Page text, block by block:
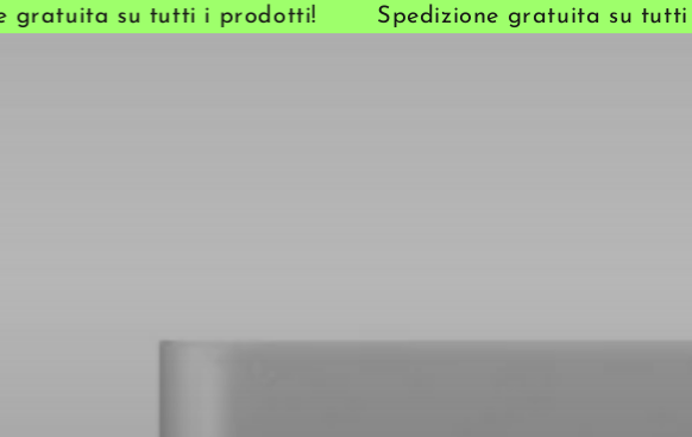
gratuita su tutti i prodotti! Spedizione gratuita su tutti